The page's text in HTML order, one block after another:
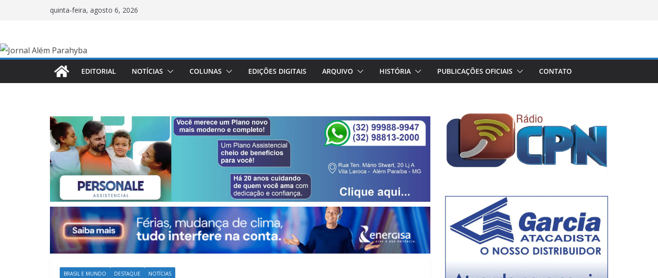
conteúdo
quinta-feira, agosto 6, 2026
EDITORIAL NOTÍCIAS COLUNAS EDIÇÕES DIGITAIS ARQUIVO HISTÓRIA PUBLICAÇÕES OFICIAIS CONTATO
BRASIL E MUNDO DESTAQUE NOTÍCIAS